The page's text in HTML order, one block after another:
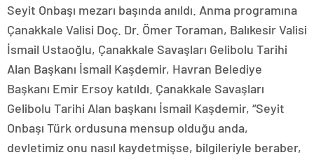
Seyit Onbaşı mezarı başında anıldı. Anma programına
Çanakkale Valisi Doç. Dr. Ömer Toraman, Balıkesir Valisi
İsmail Ustaoğlu, Çanakkale Savaşları Gelibolu Tarihi
Alan Başkanı İsmail Kaşdemir, Havran Belediye
Başkanı Emir Ersoy katıldı. Çanakkale Savaşları
Gelibolu Tarihi Alan başkanı İsmail Kaşdemir, “Seyit
Onbaşı Türk ordusuna mensup olduğu anda,
devletimiz onu nasıl kaydetmişse, bilgileriyle beraber,